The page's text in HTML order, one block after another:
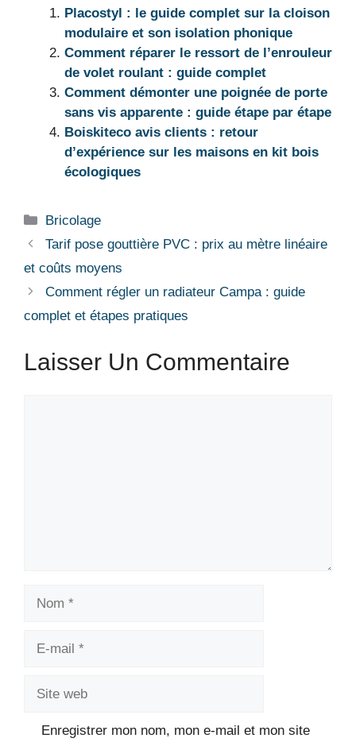
Placostyl : le guide complet sur la cloison
modulaire et son isolation phonique
Comment réparer le ressort de l’enrouleur
de volet roulant : guide complet
Comment démonter une poignée de porte
sans vis apparente : guide étape par étape
Boiskiteco avis clients : retour
d’expérience sur les maisons en kit bois
écologiques
Catégories
Bricolage
Tarif pose gouttière PVC : prix au mètre linéaire
et coûts moyens
Comment régler un radiateur Campa : guide
complet et étapes pratiques
Laisser Un Commentaire
Enregistrer mon nom, mon e-mail et mon site